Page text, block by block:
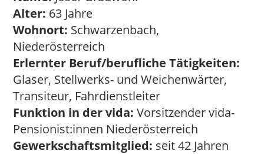
Alter: 63 Jahre
Wohnort: Schwarzenbach,
Niederösterreich
Erlernter Beruf/berufliche Tätigkeiten:
Glaser, Stellwerks- und Weichenwärter,
Transiteur, Fahrdienstleiter
Funktion in der vida: Vorsitzender vida-
Pensionist:innen Niederösterreich
Gewerkschaftsmitglied: seit 42 Jahren